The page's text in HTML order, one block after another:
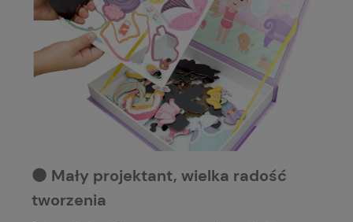
⚫️ Mały projektant, wielka radość
tworzenia